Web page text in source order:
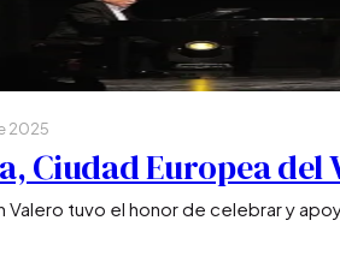
2025
Ciudad Europea del
Valero tuvo el honor de celebrar y